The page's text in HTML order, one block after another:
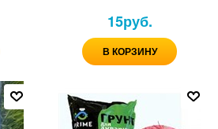
15руб.
В КОРЗИНУ